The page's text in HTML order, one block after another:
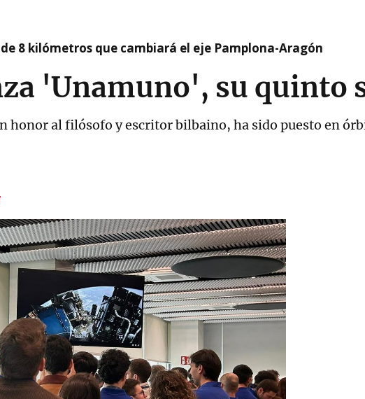
8 kilómetros que cambiará el eje Pamplona-Aragón
'Unamuno', su quinto
honor al filósofo y escritor bilbaino, ha sido puesto en